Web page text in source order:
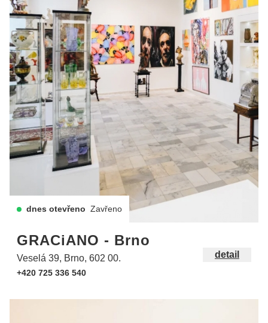
dnes otevřeno Zavřeno
GRACiANO - Brno
Veselá 39, Brno, 602 00.
+420 725 336 540
detail